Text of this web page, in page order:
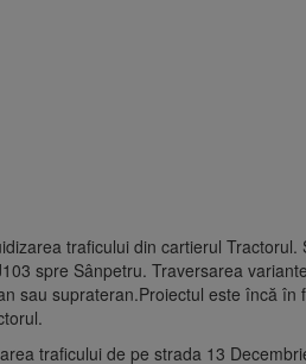
traficului din cartierul Tractorul.
spre Sânpetru. Traversarea
sau suprateran.Proiectul este încă în
traficului de pe strada 13